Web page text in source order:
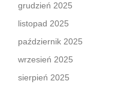
grudzień 2025
listopad 2025
październik 2025
wrzesień 2025
sierpień 2025